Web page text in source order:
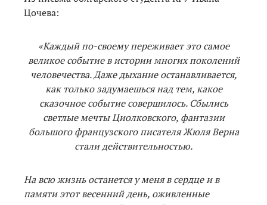
Цочева:
«Каждый по-своему переживает это самое
великое событие в истории многих поколений
человечества. Даже дыхание останавливается,
как только задумаешься над тем, какое
сказочное событие совершилось. Сбылись
светлые мечты Циолковского, фантазии
большого французского писателя Жюля Верна
стали действительностью.
На всю жизнь останется у меня в сердце и в
памяти этот весенний день, оживленные